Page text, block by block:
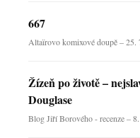
667
Altaïrovo komixové doupě – 25.
Žízeň po životě –
Douglase
Blog Jiří Borového - recenze –